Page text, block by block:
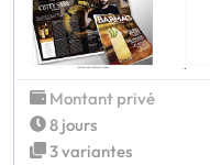
Montant privé
8 jours
3 variantes